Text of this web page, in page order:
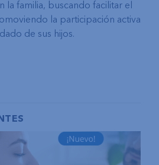
la familia, buscando facilitar el
la participación activa
de sus hijos.